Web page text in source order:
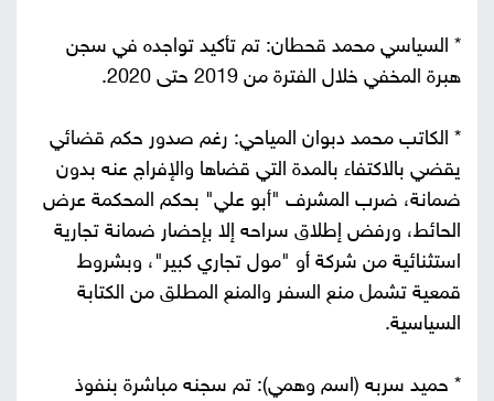
* السياسي محمد قحطان: تم تأكيد تواجده في سجن
هبرة المخفي خلال الفترة من 2019 حتى 2020.
* الكاتب محمد دبوان المياحي: رغم صدور حكم قضائي
يقضي بالاكتفاء بالمدة التي قضاها والإفراج عنه بدون
ضمانة، ضرب المشرف "أبو علي" بحكم المحكمة عرض
الحائط، ورفض إطلاق سراحه إلا بإحضار ضمانة تجارية
استثنائية من شركة أو "مول تجاري كبير"، وبشروط
قمعية تشمل منع السفر والمنع المطلق من الكتابة
السياسية.
* حميد سربه (اسم وهمي): تم سجنه مباشرة بنفوذ